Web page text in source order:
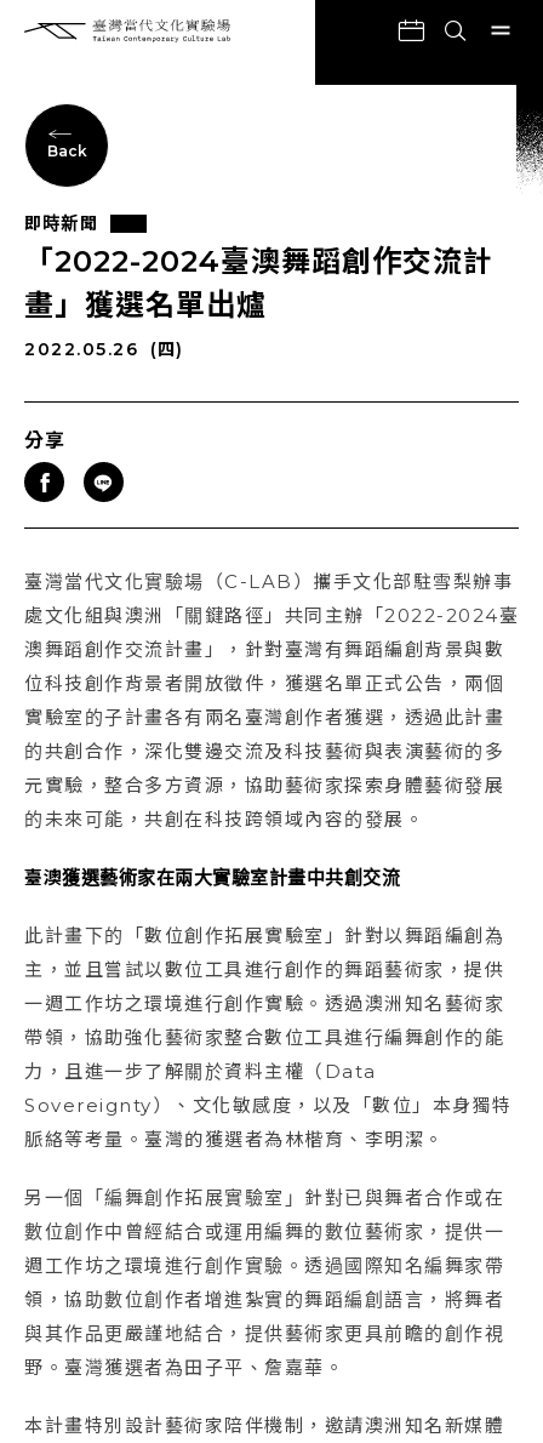
Back
即時新聞
「2022-2024臺澳舞蹈創作交流計
畫」獲選名單出爐
2022.05.26 (四)
分享
臺灣當代文化實驗場（C-LAB）攜手文化部駐雪梨辦事
處文化組與澳洲「關鍵路徑」共同主辦「2022-2024臺
澳舞蹈創作交流計畫」，針對臺灣有舞蹈編創背景與數
位科技創作背景者開放徵件，獲選名單正式公告，兩個
實驗室的子計畫各有兩名臺灣創作者獲選，透過此計畫
的共創合作，深化雙邊交流及科技藝術與表演藝術的多
元實驗，整合多方資源，協助藝術家探索身體藝術發展
的未來可能，共創在科技跨領域內容的發展。
臺澳獲選藝術家在兩大實驗室計畫中共創交流
此計畫下的「數位創作拓展實驗室」針對以舞蹈編創為
主，並且嘗試以數位工具進行創作的舞蹈藝術家，提供
一週工作坊之環境進行創作實驗。透過澳洲知名藝術家
帶領，協助強化藝術家整合數位工具進行編舞創作的能
力，且進一步了解關於資料主權（Data
Sovereignty）、文化敏感度，以及「數位」本身獨特
脈絡等考量。臺灣的獲選者為林楷育、李明潔。
另一個「編舞創作拓展實驗室」針對已與舞者合作或在
數位創作中曾經結合或運用編舞的數位藝術家，提供一
週工作坊之環境進行創作實驗。透過國際知名編舞家帶
領，協助數位創作者增進紮實的舞蹈編創語言，將舞者
與其作品更嚴謹地結合，提供藝術家更具前瞻的創作視
野。臺灣獲選者為田子平、詹嘉華。
本計畫特別設計藝術家陪伴機制，邀請澳洲知名新媒體